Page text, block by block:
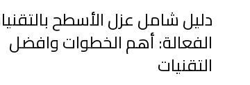
دليل شامل عزل الأسطح
الفعالة: أهم الخطوات وافضل
التقنيات